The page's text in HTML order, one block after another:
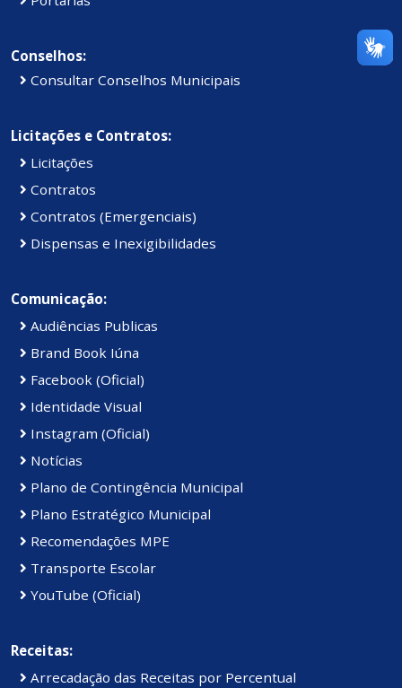
Conselhos:
Consultar Conselhos Municipais
Licitações e Contratos:
Licitações
Contratos
Contratos (Emergenciais)
Dispensas e Inexigibilidades
Comunicação:
Audiências Publicas
Brand Book Iúna
Facebook (Oficial)
Identidade Visual
Instagram (Oficial)
Notícias
Plano de Contingência Municipal
Plano Estratégico Municipal
Recomendações MPE
Transporte Escolar
YouTube (Oficial)
Receitas:
Arrecadação das Receitas por Percentual